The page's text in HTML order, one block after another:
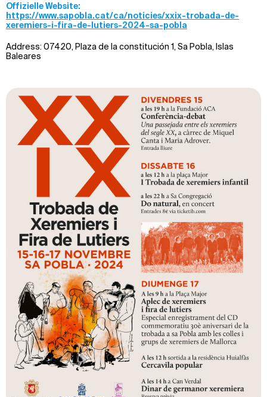
Offizielle Website:
https://www.sapobla.cat/ca/noticies/xxix-trobada-de-
xeremiers-i-fira-de-lutiers-2024-sa-pobla
Address: 07420, Plaza de la constitución 1, Sa Pobla, Islas
Baleares